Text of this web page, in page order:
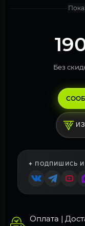
Без
✦ ПОДПИШИСЬ
Оплата |